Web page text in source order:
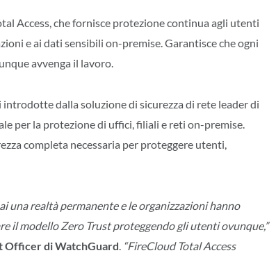
Access, che fornisce protezione continua agli utenti
e ai dati sensibili on-premise. Garantisce che ogni
avvenga il lavoro.
dalla soluzione di sicurezza di rete leader di
per la protezione di uffici, filiali e reti on-premise.
completa necessaria per proteggere utenti,
una realtà permanente e le organizzazioni hanno
il modello Zero Trust proteggendo gli utenti ovunque,”
Officer di WatchGuard. “FireCloud Total Access